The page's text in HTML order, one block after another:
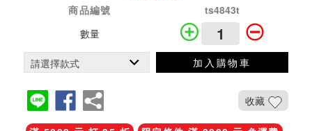
商品編號
ts4843t
數量
加入購物車
收藏